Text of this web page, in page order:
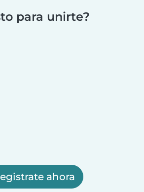
para unirte?
ahora